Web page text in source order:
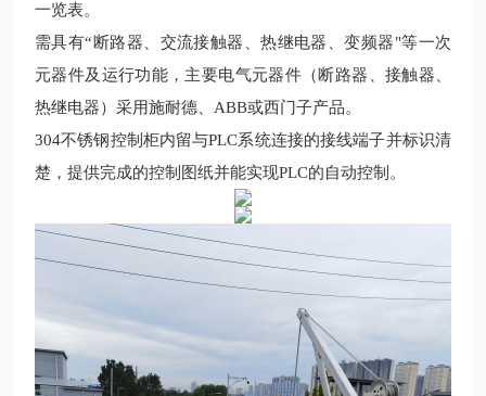
一览表。
需具有“断路器、交流接触器、热继电器、变频器"等一次
元器件及运行功能，主要电气元器件（断路器、接触器、
热继电器）采用施耐德、 ABB或西门子产品。
304不锈钢控制柜内留与PLC系统连接的接线端子并标识清
楚，提供完成的控制图纸并能实现PLC的自动控制。